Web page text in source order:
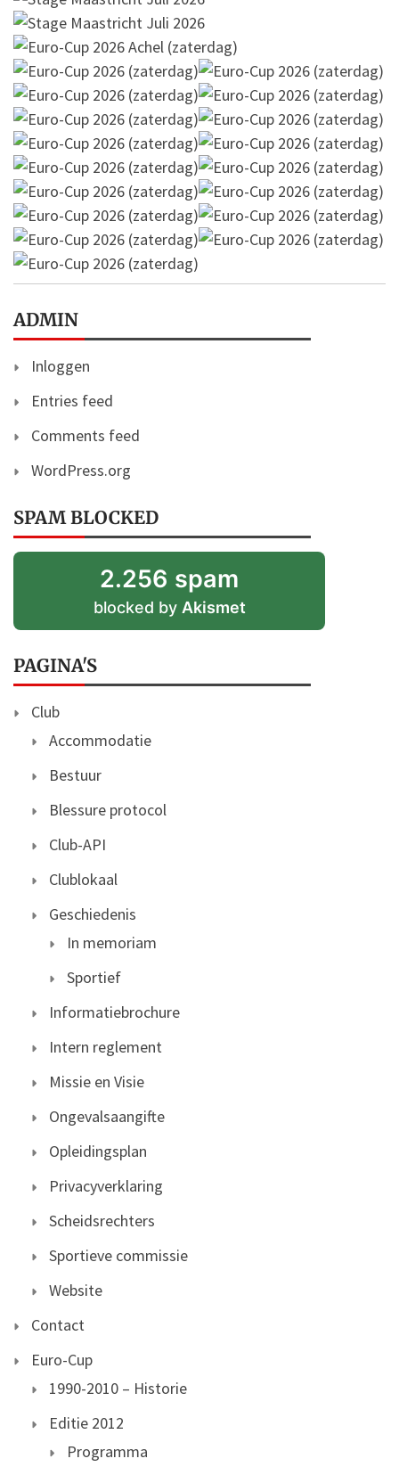
ADMIN
Inloggen
Entries feed
Comments feed
WordPress.org
SPAM BLOCKED
2.256 spam
blocked by Akismet
PAGINA'S
Club
Accommodatie
Bestuur
Blessure protocol
Club-API
Clublokaal
Geschiedenis
In memoriam
Sportief
Informatiebrochure
Intern reglement
Missie en Visie
Ongevalsaangifte
Opleidingsplan
Privacyverklaring
Scheidsrechters
Sportieve commissie
Website
Contact
Euro-Cup
1990-2010 – Historie
Editie 2012
Programma